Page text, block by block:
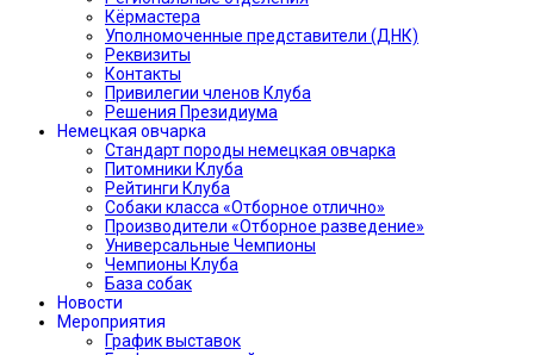
Кёрмастера
Уполномоченные представители (ДНК)
Реквизиты
Контакты
Привилегии членов Клуба
Решения Президиума
Немецкая овчарка
Стандарт породы немецкая овчарка
Питомники Клуба
Рейтинги Клуба
Собаки класса «Отборное отлично»
Производители «Отборное разведение»
Универсальные Чемпионы
Чемпионы Клуба
База собак
Новости
Мероприятия
График выставок